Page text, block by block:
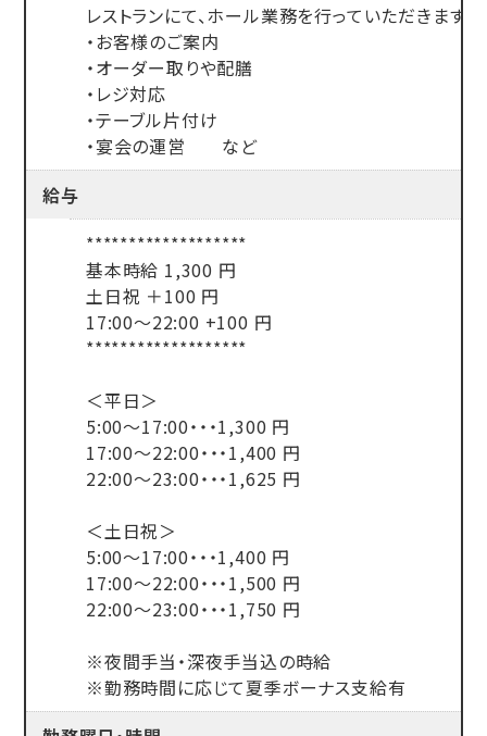
レストランにて、ホール業務を行っていただきます。
・お客様のご案内
・オーダー取りや配膳
・レジ対応
・テーブル片付け
・宴会の運営 など
給与
*******************
基本時給 1,300 円
土日祝 ＋100 円
17:00～22:00 +100 円
*******************
＜平日＞
5:00～17:00・・・1,300 円
17:00～22:00・・・1,400 円
22:00～23:00・・・1,625 円
＜土日祝＞
5:00～17:00・・・1,400 円
17:00～22:00・・・1,500 円
22:00～23:00・・・1,750 円
※夜間手当・深夜手当込の時給
※勤務時間に応じて夏季ボーナス支給有